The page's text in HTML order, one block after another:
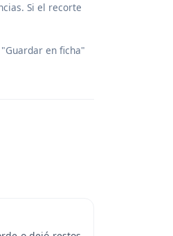
Si el recorte
en ficha"